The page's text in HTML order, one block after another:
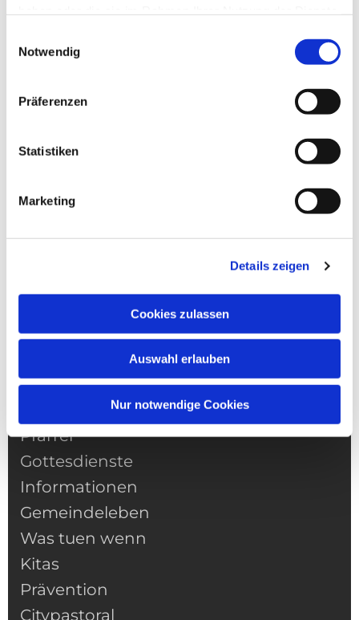
Notwendig
Präferenzen
Statistiken
Marketing
Details zeigen
Cookies zulassen
Auswahl erlauben
Nur notwendige Cookies
NAVIGATION
Pfarrei
Gottesdienste
Informationen
Gemeindeleben
Was tuen wenn
Kitas
Prävention
Citypastoral